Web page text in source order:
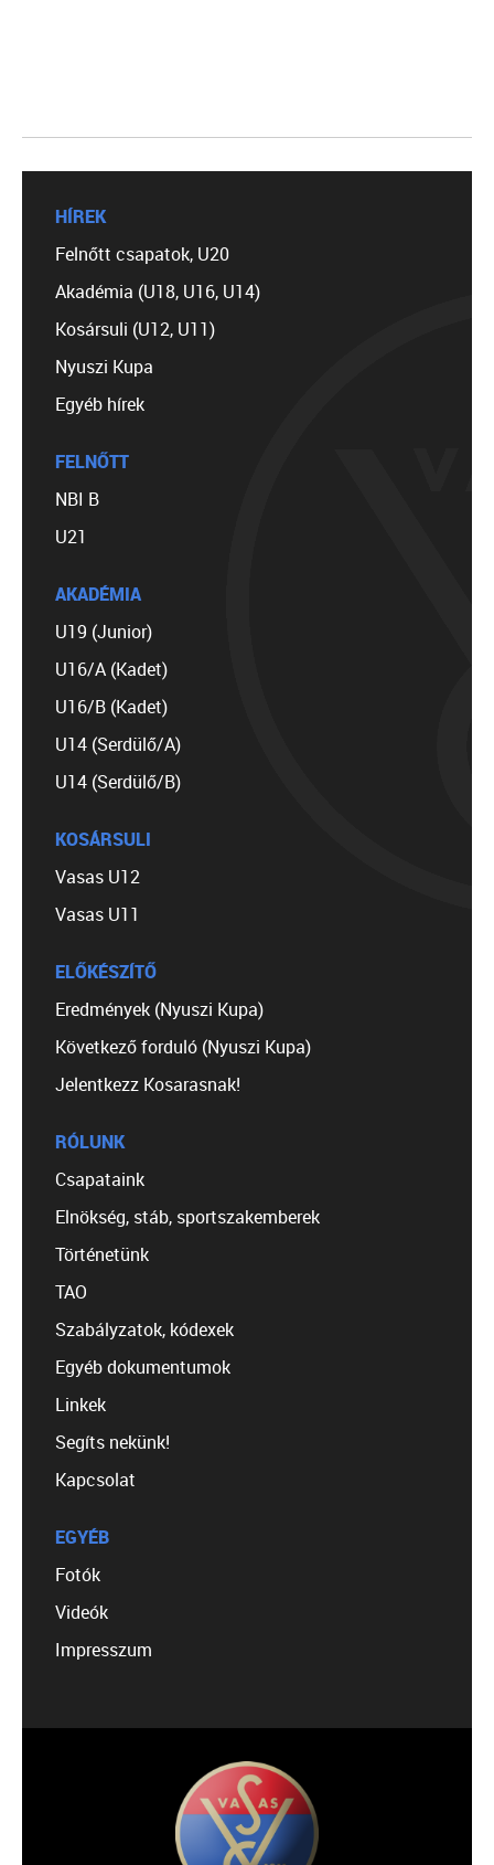
HÍREK
Felnőtt csapatok, U20
Akadémia (U18, U16, U14)
Kosársuli (U12, U11)
Nyuszi Kupa
Egyéb hírek
FELNŐTT
NBI B
U21
AKADÉMIA
U19 (Junior)
U16/A (Kadet)
U16/B (Kadet)
U14 (Serdülő/A)
U14 (Serdülő/B)
KOSÁRSULI
Vasas U12
Vasas U11
ELŐKÉSZÍTŐ
Eredmények (Nyuszi Kupa)
Következő forduló (Nyuszi Kupa)
Jelentkezz Kosarasnak!
RÓLUNK
Csapataink
Elnökség, stáb, sportszakemberek
Történetünk
TAO
Szabályzatok, kódexek
Egyéb dokumentumok
Linkek
Segíts nekünk!
Kapcsolat
EGYÉB
Fotók
Videók
Impresszum